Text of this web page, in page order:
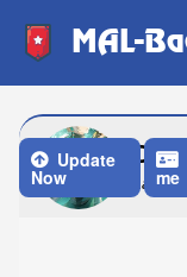
MAL-
Last
Update
Now me